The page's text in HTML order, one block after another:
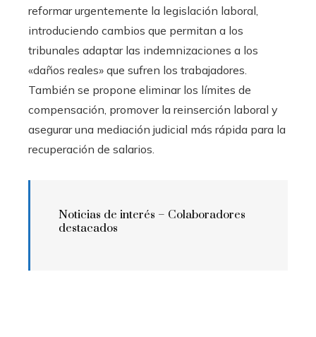
reformar urgentemente la legislación laboral,
introduciendo cambios que permitan a los
tribunales adaptar las indemnizaciones a los
«daños reales» que sufren los trabajadores.
También se propone eliminar los límites de
compensación, promover la reinserción laboral y
asegurar una mediación judicial más rápida para la
recuperación de salarios.
Noticias de interés – Colaboradores
destacados